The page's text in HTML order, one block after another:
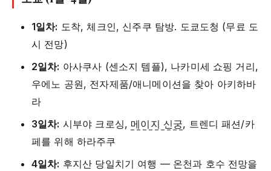
1일차: 도착, 체크인, 신주쿠 탐방. 도쿄도청 (무료 도
시 전망)
2일차: 아사쿠사 (센소지 템플), 나카미세 쇼핑 거리,
우에노 공원, 전자제품/애니메이션을 찾아 아키하바
라
3일차: 시부야 크로싱, 메이지 신궁, 트렌디 패션/카
페를 위해 하라주쿠
4일차: 후지산 당일치기 여행 — 온천과 호수 전망을